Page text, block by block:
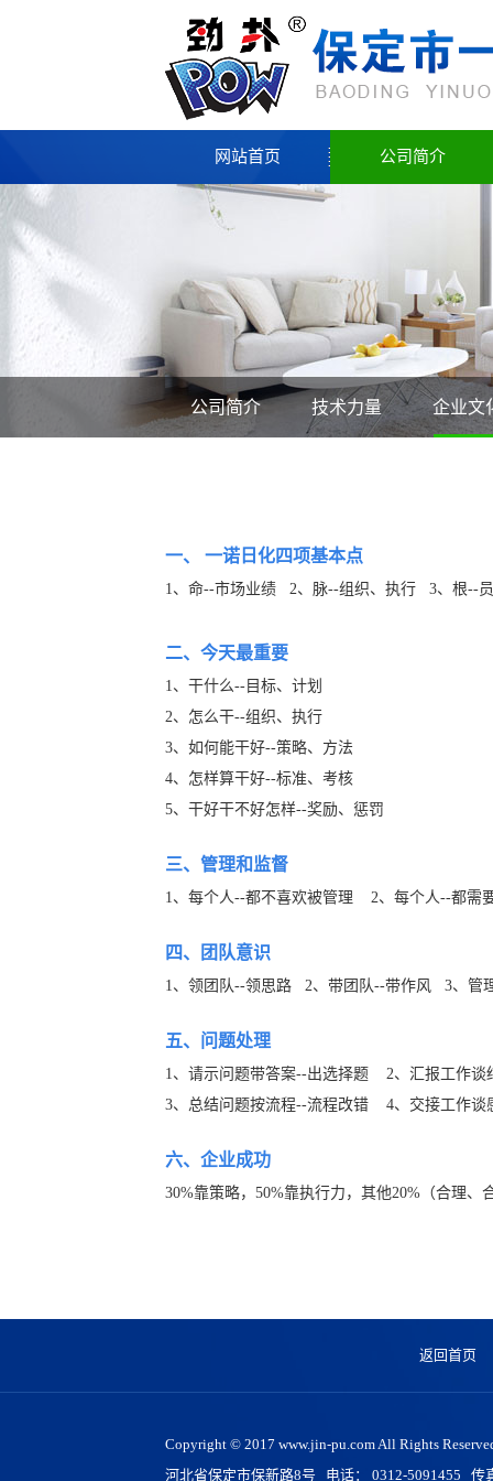
网站首页 公司简介
公司简介 技术力量 企业文
一、 一诺日化四项基本点
1、命--市场业绩 2、脉--组织、执行 3、根--
二、今天最重要
1、干什么--目标、计划
2、怎么干--组织、执行
3、如何能干好--策略、方法
4、怎样算干好--标准、考核
5、干好干不好怎样--奖励、惩罚
三、管理和监督
1、每个人--都不喜欢被管理 2、每个人--都需
四、团队意识
1、领团队--领思路 2、带团队--带作风 3、管
五、问题处理
1、请示问题带答案--出选择题 2、汇报工作谈
3、总结问题按流程--流程改错 4、交接工作谈
六、企业成功
30%靠策略，50%靠执行力，其他20%（合理、
返回首页
Copyright © 2017 www.jin-pu.com All Rights
河北省保定市保新路8号 电话： 0312-5091455 传